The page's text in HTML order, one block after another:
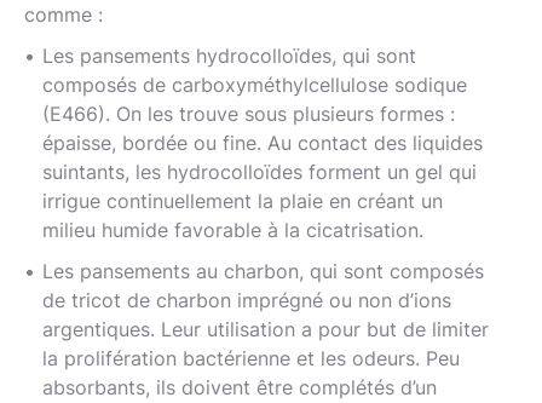
comme :
Les pansements hydrocolloïdes, qui sont
composés de carboxyméthylcellulose sodique
(E466). On les trouve sous plusieurs formes :
épaisse, bordée ou fine. Au contact des liquides
suintants, les hydrocolloïdes forment un gel qui
irrigue continuellement la plaie en créant un
milieu humide favorable à la cicatrisation.
Les pansements au charbon, qui sont composés
de tricot de charbon imprégné ou non d’ions
argentiques. Leur utilisation a pour but de limiter
la prolifération bactérienne et les odeurs. Peu
absorbants, ils doivent être complétés d’un